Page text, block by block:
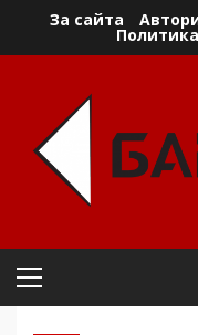
За сайта
Primary